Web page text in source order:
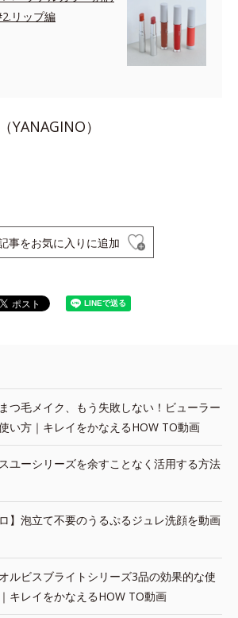
リップ編
YANAGINO）
事をお気に入りに追加
つ毛メイク、もう失敗しない！ビューラー
い方｜キレイをかなえるHOW TO動画
ユーシリーズを余すことなく活用する方法
】泡立て不要のうるぷるジュレ洗顔を動画
ルビスブライトシリーズ3品の効果的な使
キレイをかなえるHOW TO動画